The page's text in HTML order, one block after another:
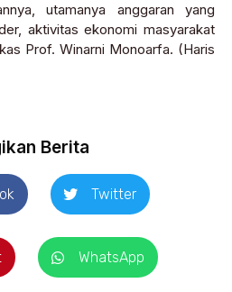
utamanya anggaran yang
aktivitas ekonomi masyarakat
Prof. Winarni Monoarfa. (Haris
Berita
Twitter
WhatsApp